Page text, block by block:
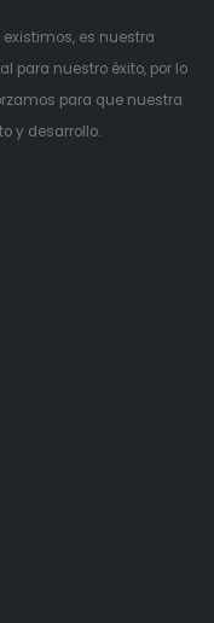
es nuestra
para nuestro éxito, por lo
para que nuestra
y desarrollo.